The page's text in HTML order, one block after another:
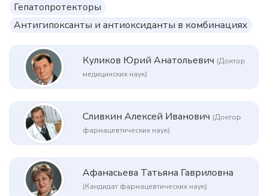
Гепатопротекторы
Антигипоксанты и антиоксиданты в комбинациях
Куликов Юрий Анатольевич (Доктор
медицинских наук)
Сливкин Алексей Иванович (Доктор
фармацевтических наук)
Афанасьева Татьяна Гавриловна
(Кандидат фармацевтических наук)